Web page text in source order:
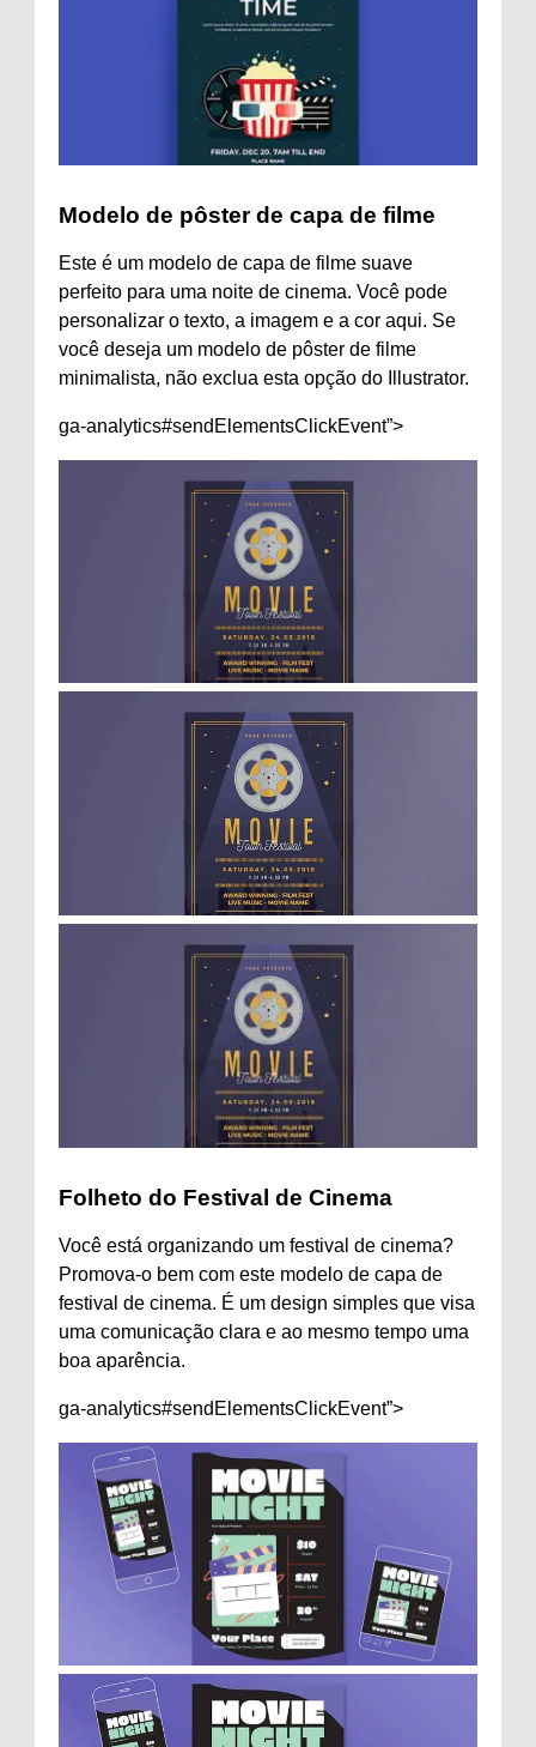
Modelo de pôster de capa de filme
Este é um modelo de capa de filme suave
perfeito para uma noite de cinema. Você pode
personalizar o texto, a imagem e a cor aqui. Se
você deseja um modelo de pôster de filme
minimalista, não exclua esta opção do Illustrator.
ga-analytics#sendElementsClickEvent”>
Folheto do Festival de Cinema
Você está organizando um festival de cinema?
Promova-o bem com este modelo de capa de
festival de cinema. É um design simples que visa
uma comunicação clara e ao mesmo tempo uma
boa aparência.
ga-analytics#sendElementsClickEvent”>